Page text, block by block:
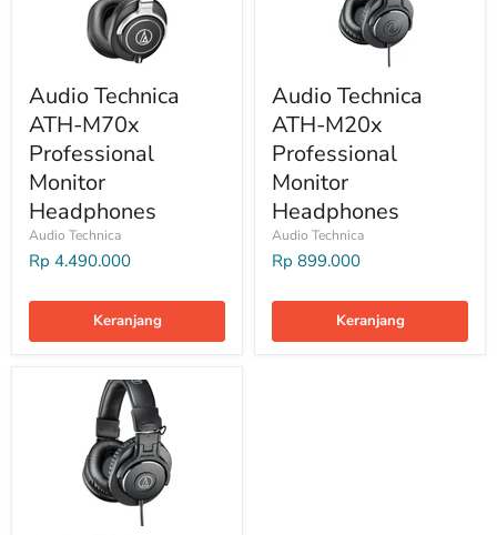
Audio Technica
ATH-M70x
Professional
Monitor
Headphones
Audio Technica
Rp 4.490.000
Keranjang
Audio Technica
ATH-M20x
Professional
Monitor
Headphones
Audio Technica
Rp 899.000
Keranjang